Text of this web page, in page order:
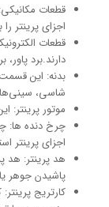
قطعات
اجزای پرینتر
قطعات
دارند.برد پاور،
بدنه: این
شاسی،
موتور پرینتر:
چرخ دنده ها:
اجزای پرینتر
هد پرینتر: هد
پاشیدن جوهر یا
کارتریج